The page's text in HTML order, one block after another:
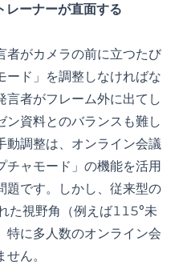
レーナーが直面する
者がカメラの前に立つたび
ード」を調整しなければな
言者がフレーム外に出てし
ン資料とのバランスも難し
動調整は、オンライン会議
チャモード」の機能を活用
題です。しかし、従来型の
た視野角（例えば115°未
特に多人数のオンライン会
ん。